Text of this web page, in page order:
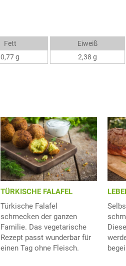
Fett
0,77 g
Eiweiß
2,38 g
TÜRKISCHE FALAFEL
Türkische Falafel
schmecken der ganzen
Familie. Das vegetarische
Rezept passt wunderbar für
einen Tag ohne Fleisch.